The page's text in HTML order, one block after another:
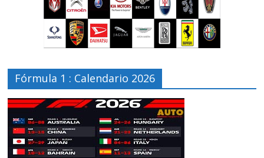
Fórmula 1 : Calendario 2026